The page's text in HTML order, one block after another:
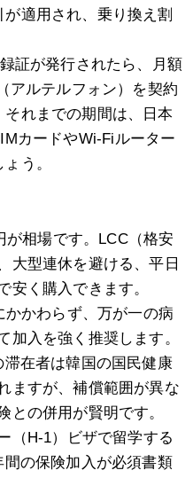
適用され、乗り換え割
証が発行されたら、月額
アルテルフォン）を契約
れまでの期間は、日本
カードやWi-Fiルーター
う。
が相場です。LCC（格安
大型連休を避ける、平日
安く購入できます。
かかわらず、万が一の病
加入を強く推奨します。
在者は韓国の国民健康
ますが、補償範囲が異な
との併用が賢明です。
（H-1）ビザで留学する
の保険加入が必須書類